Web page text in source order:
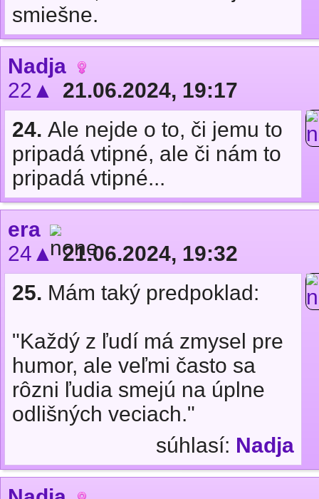
smiešne.
Nadja
22▲
21.06.2024, 19:17
24. Ale nejde o to, či jemu to
pripadá vtipné, ale či nám to
pripadá vtipné...
era
24▲ 21.06.2024, 19:32
25. Mám taký predpoklad:
"Každý z ľudí má zmysel pre
humor, ale veľmi často sa
rôzni ľudia smejú na úplne
odlišných veciach."
súhlasí: Nadja